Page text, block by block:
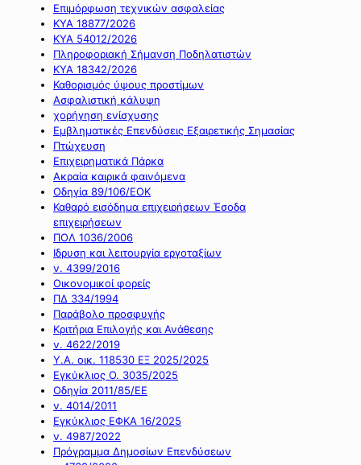
Επιμόρφωση τεχνικών ασφαλείας
ΚΥΑ 18877/2026
ΚΥΑ 54012/2026
Πληροφοριακή Σήμανση Ποδηλατιστών
ΚΥΑ 18342/2026
Καθορισμός ύψους προστίμων
Ασφαλιστική κάλυψη
χορήγηση ενίσχυσης
Εμβληματικές Επενδύσεις Εξαιρετικής Σημασίας
Πτώχευση
Επιχειρηματικά Πάρκα
Ακραία καιρικά φαινόμενα
Οδηγία 89/106/ΕΟΚ
Καθαρό εισόδημα επιχειρήσεων Έσοδα
επιχειρήσεων
ΠΟΛ 1036/2006
Ιδρυση και λειτουργία εργοταξίων
ν. 4399/2016
Οικονομικοί φορείς
ΠΔ 334/1994
Παράβολο προσφυγής
Κριτήρια Επιλογής και Ανάθεσης
ν. 4622/2019
Υ.Α. οικ. 118530 ΕΞ 2025/2025
Εγκύκλιος Ο. 3035/2025
Οδηγία 2011/85/ΕΕ
ν. 4014/2011
Εγκύκλιος ΕΦΚΑ 16/2025
ν. 4987/2022
Πρόγραμμα Δημοσίων Επενδύσεων